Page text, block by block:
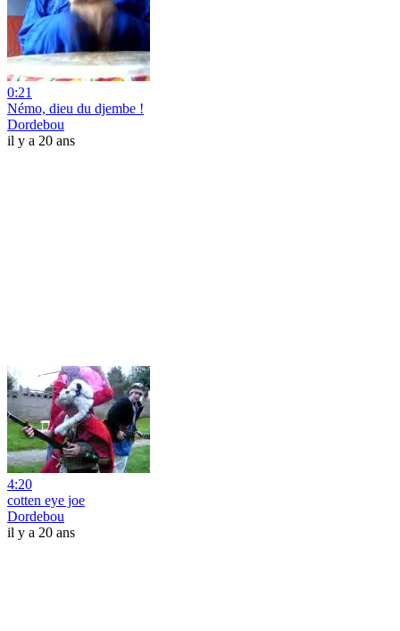
0:21
Némo, dieu du djembe !
Dordebou
il y a 20 ans
4:20
cotten eye joe
Dordebou
il y a 20 ans